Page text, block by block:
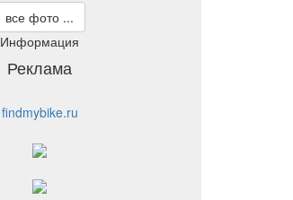
все фото ...
Информация
Реклама
findmybike.ru